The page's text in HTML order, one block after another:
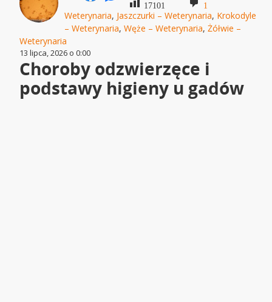
17101 1
Weterynaria, Jaszczurki – Weterynaria, Krokodyle
– Weterynaria,Węże – Weterynaria,Żółwie –
Weterynaria
13 lipca, 2026 o 0:00
Choroby odzwierzęce i
podstawy higieny u gadów